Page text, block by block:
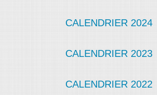
CALENDRIER 2024
CALENDRIER 2023
CALENDRIER 2022